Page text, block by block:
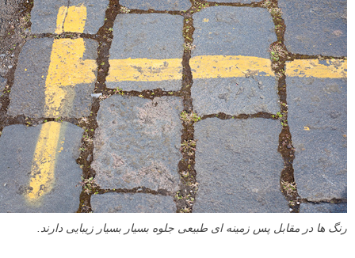
رنگ ها در مقابل پس زمینه ای طبیعی جلوه بسیار بسیار زیبایی دارند.